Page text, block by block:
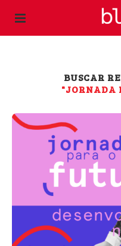
BUSCAR
"JORNADA